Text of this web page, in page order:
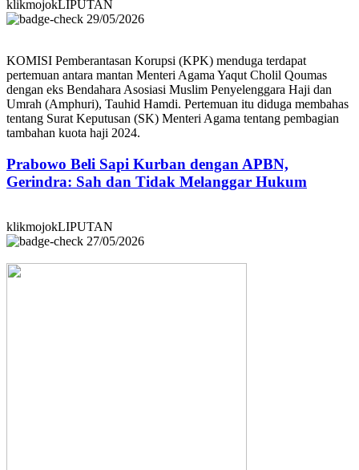
klikmojokLIPUTAN
29/05/2026
KOMISI Pemberantasan Korupsi (KPK) menduga terdapat
pertemuan antara mantan Menteri Agama Yaqut Cholil Qoumas
dengan eks Bendahara Asosiasi Muslim Penyelenggara Haji dan
Umrah (Amphuri), Tauhid Hamdi. Pertemuan itu diduga membahas
tentang Surat Keputusan (SK) Menteri Agama tentang pembagian
tambahan kuota haji 2024.
Prabowo Beli Sapi Kurban dengan APBN,
Gerindra: Sah dan Tidak Melanggar Hukum
klikmojokLIPUTAN
27/05/2026